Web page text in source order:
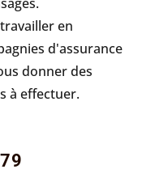
en
d'assurance
donner des
à effectuer.